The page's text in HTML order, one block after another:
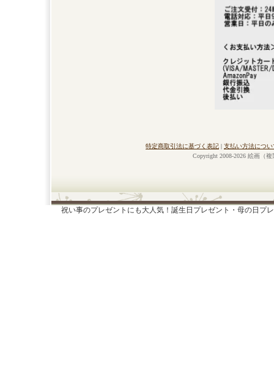
特定商取引法に基づく表記 | 支払い方法につい
Copyright 2008-2026 絵画（
祝い事のプレゼントにも大人気！誕生日プレゼント・母の日プ